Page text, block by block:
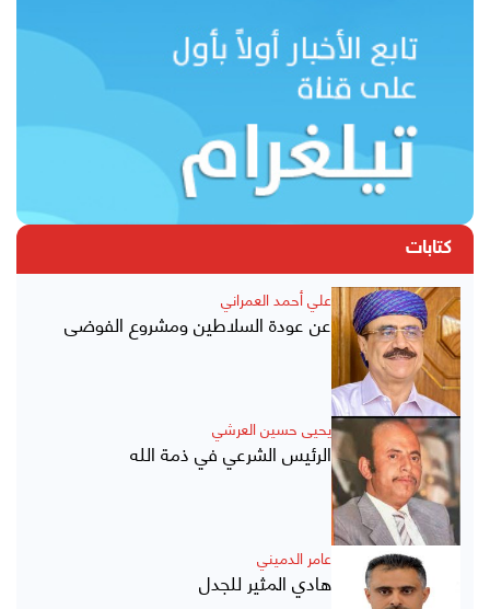
كتابات
علي أحمد العمراني
عن عودة السلاطين ومشروع الفوضى
يحيى حسين العرشي
الرئيس الشرعي في ذمة الله
عامر الدميني
هادي المثير للجدل